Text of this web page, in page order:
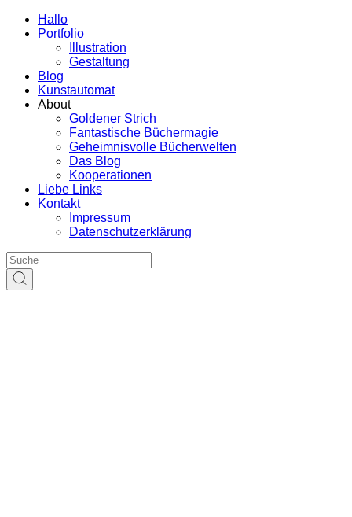
Hallo
Portfolio
Illustration
Gestaltung
Blog
Kunstautomat
About
Goldener Strich
Fantastische Büchermagie
Geheimnisvolle Bücherwelten
Das Blog
Kooperationen
Liebe Links
Kontakt
Impressum
Datenschutzerklärung